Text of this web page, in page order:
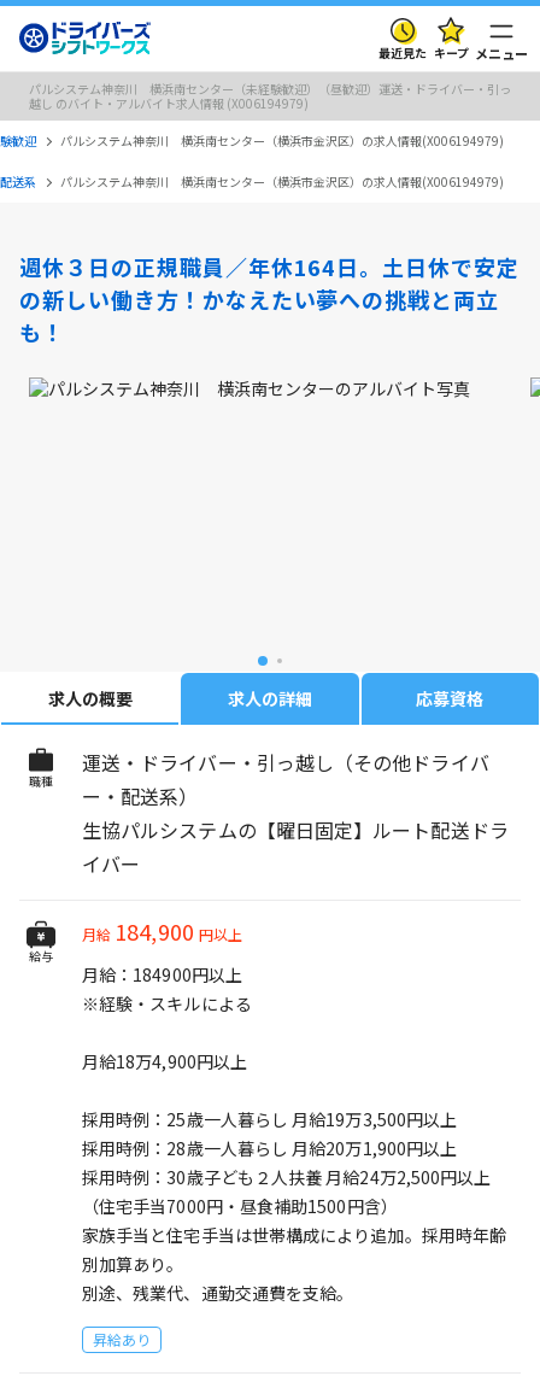
最近見た キープ メニュー
パルシステム神奈川 横浜南センター（未経験歓迎）（昼歓迎）運送・ドライバー・引っ
越し のバイト・アルバイト求人情報 (X006194979)
歓迎 パルシステム神奈川 横浜南センター（横浜市金沢区）の求人情報(X006194979)
送系 パルシステム神奈川 横浜南センター（横浜市金沢区）の求人情報(X006194979)
週休３日の正規職員／年休164日。土日休で安定
の新しい働き方！かなえたい夢への挑戦と両立
も！
求人の概要 求人の詳細 応募資格
職種
運送・ドライバー・引っ越し（その他ドライバ
ー・配送系）
生協パルシステムの【曜日固定】ルート配送ドラ
イバー
給与
月給 184,900 円以上
月給：184900円以上
※経験・スキルによる
月給18万4,900円以上
採用時例：25歳一人暮らし 月給19万3,500円以上
採用時例：28歳一人暮らし 月給20万1,900円以上
採用時例：30歳子ども２人扶養 月給24万2,500円以上
（住宅手当7000円・昼食補助1500円含）
家族手当と住宅手当は世帯構成により追加。採用時年齢
別加算あり。
別途、残業代、通勤交通費を支給。
昇給あり